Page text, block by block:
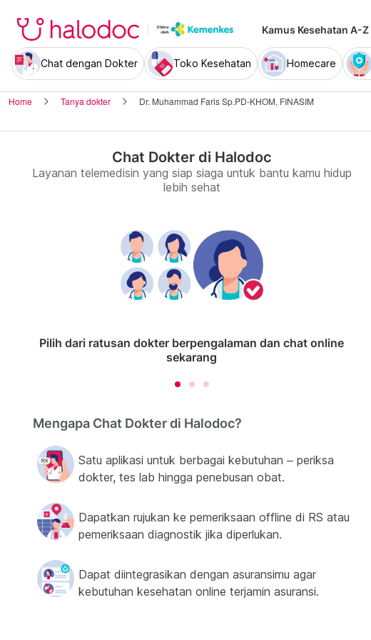
Kamus Kesehatan A-Z
Chat dengan Dokter Toko Kesehatan Homecare
Home Tanya dokter Dr. Muhammad Faris Sp.PD-KHOM, FINASIM
Chat Dokter di Halodoc
Layanan telemedisin yang siap siaga untuk bantu kamu hidup
lebih sehat
Pilih dari ratusan dokter berpengalaman dan chat online
sekarang
Mengapa Chat Dokter di Halodoc?
Satu aplikasi untuk berbagai kebutuhan – periksa
dokter, tes lab hingga penebusan obat.
Dapatkan rujukan ke pemeriksaan offline di RS atau
pemeriksaan diagnostik jika diperlukan.
Dapat diintegrasikan dengan asuransimu agar
kebutuhan kesehatan online terjamin asuransi.